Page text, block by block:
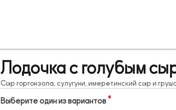
Лодочка с голубым
Сыр горгонзола, сулугуни, имеретинский сыр и
Выберите один из вариантов